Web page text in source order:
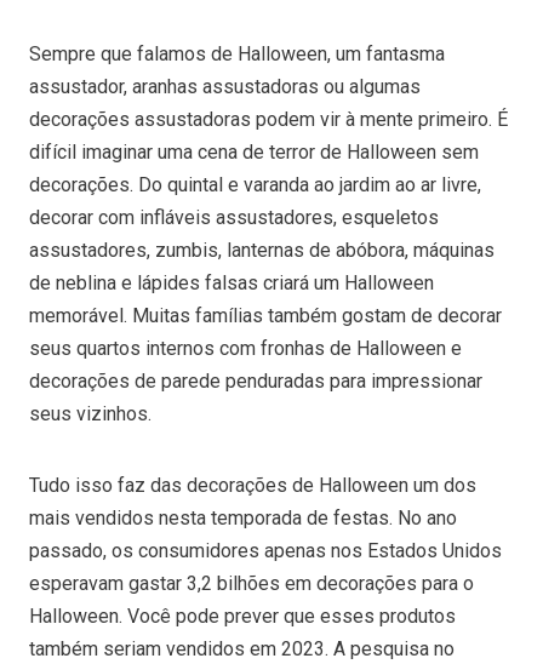
Sempre que falamos de Halloween, um fantasma
assustador, aranhas assustadoras ou algumas
decorações assustadoras podem vir à mente primeiro. É
difícil imaginar uma cena de terror de Halloween sem
decorações. Do quintal e varanda ao jardim ao ar livre,
decorar com infláveis assustadores, esqueletos
assustadores, zumbis, lanternas de abóbora, máquinas
de neblina e lápides falsas criará um Halloween
memorável. Muitas famílias também gostam de decorar
seus quartos internos com fronhas de Halloween e
decorações de parede penduradas para impressionar
seus vizinhos.
Tudo isso faz das decorações de Halloween um dos
mais vendidos nesta temporada de festas. No ano
passado, os consumidores apenas nos Estados Unidos
esperavam gastar 3,2 bilhões em decorações para o
Halloween. Você pode prever que esses produtos
também seriam vendidos em 2023. A pesquisa no